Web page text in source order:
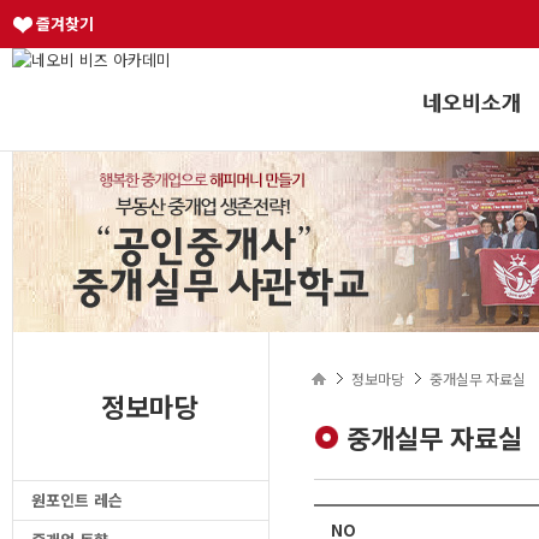
즐겨찾기
정보마당
원포인트 레슨
정보마당 중개실무 자료실
중개실무 자료실
NO